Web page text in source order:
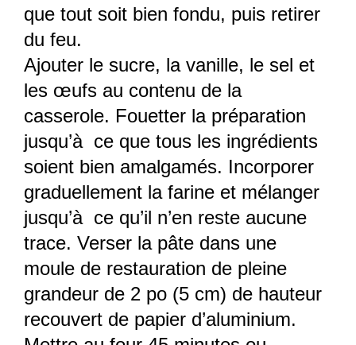
que tout soit bien fondu, puis retirer
du feu.
Ajouter le sucre, la vanille, le sel et
les œufs au contenu de la
casserole. Fouetter la préparation
jusqu’à ce que tous les ingrédients
soient bien amalgamés. Incorporer
graduellement la farine et mélanger
jusqu’à ce qu’il n’en reste aucune
trace. Verser la pâte dans une
moule de restauration de pleine
grandeur de 2 po (5 cm) de hauteur
recouvert de papier d’aluminium.